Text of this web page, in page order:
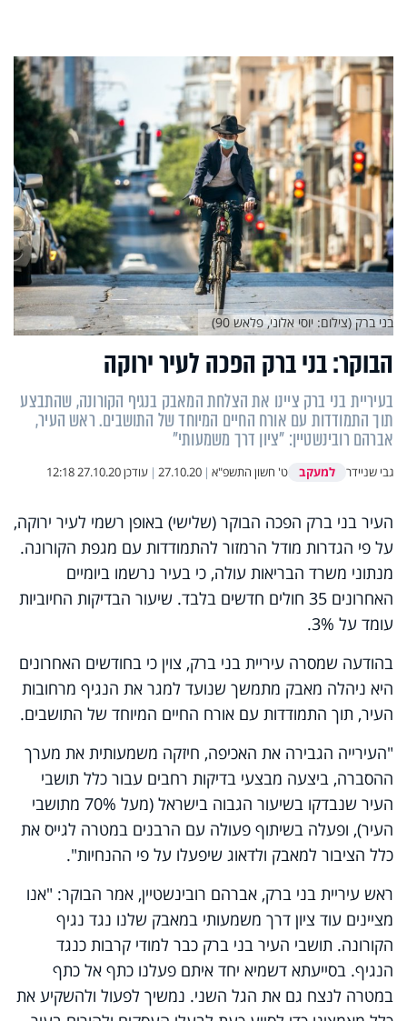
הבוקר: בני ברק הפכה לעיר ירוקה
בעיריית בני ברק ציינו את הצלחת המאבק בנגיף הקורונה, שהתבצע
תוך התמודדות עם אורח החיים המיוחד של התושבים. ראש העיר,
אברהם רובינשטיין: "ציון דרך משמעותי"
גבי שניידר למעקב ט' חשון התשפ"א |
27.10.20
| עודכן27.10.20 12:18
בני ברק (צילום: יוסי אלוני, פלאש 90)
העיר בני ברק הפכה הבוקר (שלישי) באופן רשמי לעיר ירוקה,
על פי הגדרות מודל הרמזור להתמודדות עם מגפת הקורונה.
מנתוני משרד הבריאות עולה, כי בעיר נרשמו ביומיים
האחרונים 35 חולים חדשים בלבד. שיעור הבדיקות החיוביות
עומד על 3%.
בהודעה שמסרה עיריית בני ברק, צוין כי בחודשים האחרונים
היא ניהלה מאבק מתמשך שנועד למגר את הנגיף מרחובות
העיר, תוך התמודדות עם אורח החיים המיוחד של התושבים.
"העירייה הגבירה את האכיפה, חיזקה משמעותית את מערך
ההסברה, ביצעה מבצעי בדיקות רחבים עבור כלל תושבי
העיר שנבדקו בשיעור הגבוה בישראל (מעל 70% מתושבי
העיר), ופעלה בשיתוף פעולה עם הרבנים במטרה לגייס את
כלל הציבור למאבק ולדאוג שיפעלו על פי ההנחיות".
ראש עיריית בני ברק, אברהם רובינשטיין, אמר הבוקר: "אנו
מציינים עוד ציון דרך משמעותי במאבק שלנו נגד נגיף
הקורונה. תושבי העיר בני ברק כבר למודי קרבות כנגד
הנגיף. בסייעתא דשמיא יחד איתם פעלנו כתף אל כתף
במטרה לנצח גם את הגל השני. נמשיך לפעול ולהשקיע את